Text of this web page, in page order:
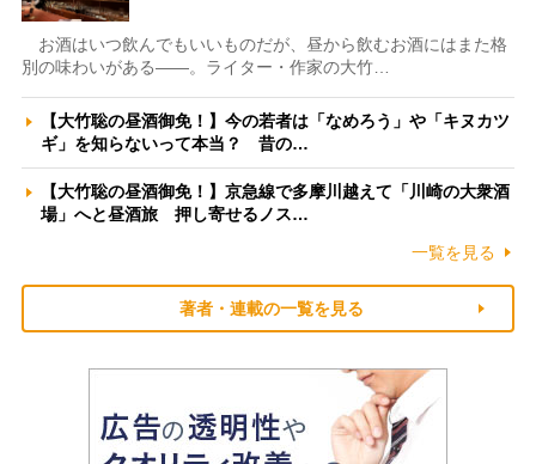
お酒はいつ飲んでもいいものだが、昼から飲むお酒にはまた格
別の味わいがある――。ライター・作家の大竹…
【大竹聡の昼酒御免！】今の若者は「なめろう」や「キヌカツ
ギ」を知らないって本当？ 昔の…
【大竹聡の昼酒御免！】京急線で多摩川越えて「川崎の大衆酒
場」へと昼酒旅 押し寄せるノス…
一覧を見る
著者・連載の一覧を見る